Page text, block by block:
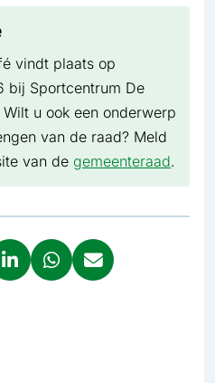
vindt plaats op
bij Sportcentrum De
u ook een onderwerp
van de raad? Meld
van de gemeenteraad.